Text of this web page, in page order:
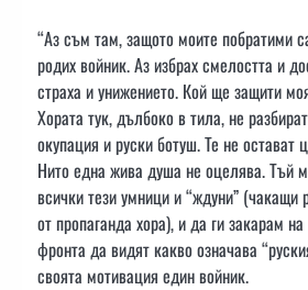
“Аз съм там, защото моите побратими
родих войник. Аз избрах смелостта и
страха и унижението. Кой ще защити
Хората тук, дълбоко в тила, не
окупация и руски ботуш. Те не остават
Нито една жива душа не оцелява. Тъй
всички тези умници и “ждуни” (чакащи
от пропаганда хора), и да ги закарам
фронта да видят какво означава
своята мотивация един войник.